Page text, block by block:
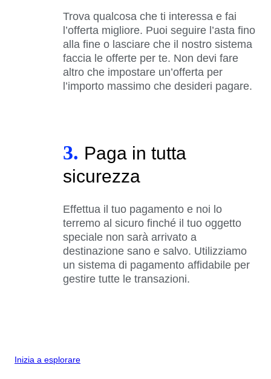
Trova qualcosa che ti interessa e fai
l’offerta migliore. Puoi seguire l’asta fino
alla fine o lasciare che il nostro sistema
faccia le offerte per te. Non devi fare
altro che impostare un’offerta per
l’importo massimo che desideri pagare.
3. Paga in tutta
sicurezza
Effettua il tuo pagamento e noi lo
terremo al sicuro finché il tuo oggetto
speciale non sarà arrivato a
destinazione sano e salvo. Utilizziamo
un sistema di pagamento affidabile per
gestire tutte le transazioni.
Inizia a esplorare